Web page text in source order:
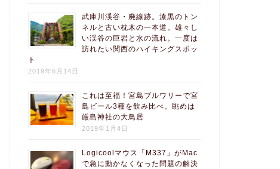
武庫川渓谷・廃線跡。漆黒のトン
ネルと古い枕木の一本道。雄々し
い渓谷の巨岩と水の流れ。一度は
訪れたい関西のハイキングスポッ
ト
2019年6月14日
これは至福！宮島ブルワリーで宮
島ビール3種を飲み比べ。眺めは
厳島神社の大鳥居
2019年1月4日
Logicoolマウス「M337」がMac
で急に動かなくなった問題の解決